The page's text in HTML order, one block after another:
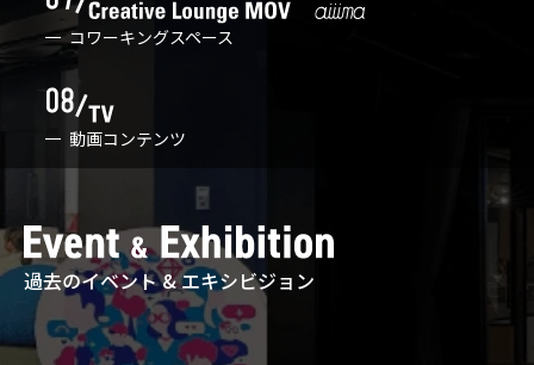
コワーキングスペース
動画コンテンツ
過去のイベント & エキシビジョン